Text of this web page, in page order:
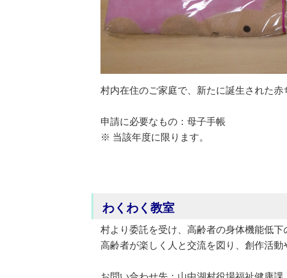
村内在住のご家庭で、新たに誕生された赤
申請に必要なもの：母子手帳
※ 当該年度に限ります。
わくわく教室
村より委託を受け、高齢者の身体機能低下
高齢者が楽しく人と交流を図り、創作活動